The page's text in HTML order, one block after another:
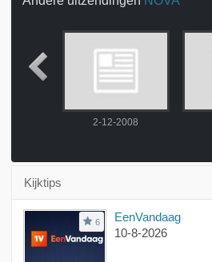
2-12-2008
Kijktips
6
EenVandaag
10-8-2026